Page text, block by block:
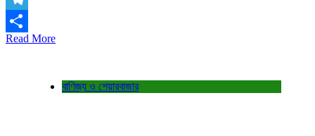
Telegram
Share
Read More
বাণিজ্য ও শেয়ারবাজার